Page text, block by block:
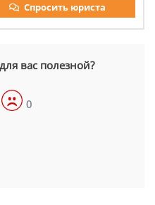
Спросить юриста
вас полезной?
0